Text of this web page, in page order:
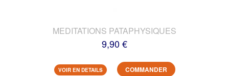
MEDITATIONS PATAPHYSIQUES
9,90 €
VOIR EN DETAILS COMMANDER